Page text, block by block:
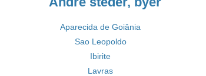
Aparecida de Goiânia
Sao Leopoldo
Ibirite
Lavras